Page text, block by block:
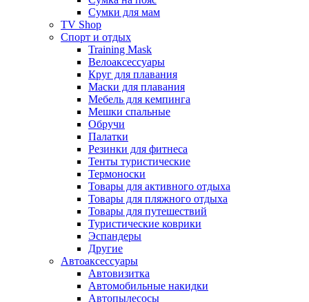
Сумки для мам
TV Shop
Спорт и отдых
Training Mask
Велоаксессуары
Круг для плавания
Маски для плавания
Мебель для кемпинга
Мешки спальные
Обручи
Палатки
Резинки для фитнеса
Тенты туристические
Термоноски
Товары для активного отдыха
Товары для пляжного отдыха
Товары для путешествий
Туристические коврики
Эспандеры
Другие
Автоаксессуары
Автовизитка
Автомобильные накидки
Автопылесосы